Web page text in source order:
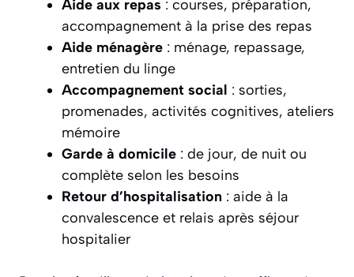
Aide aux repas : courses, préparation,
accompagnement à la prise des repas
Aide ménagère : ménage, repassage,
entretien du linge
Accompagnement social : sorties,
promenades, activités cognitives, ateliers
mémoire
Garde à domicile : de jour, de nuit ou
complète selon les besoins
Retour d’hospitalisation : aide à la
convalescence et relais après séjour
hospitalier